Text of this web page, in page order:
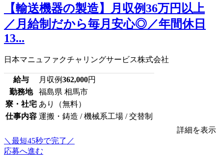
【輸送機器の製造】月収例36万円以上
／月給制だから毎月安心◎／年間休日
13...
日本マニュファクチャリングサービス株式会社
給与 月収例362,000円
勤務地
福島県 相馬市
寮・社宅 あり（無料）
仕事内容 運搬・鋳造 / 機械系工場 / 交替制
詳細を表示
＼最短45秒で完了／
応募へ進む